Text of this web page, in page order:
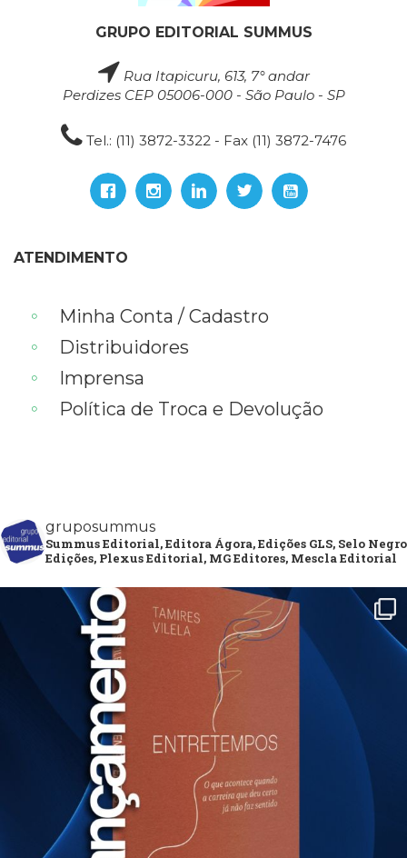
GRUPO EDITORIAL SUMMUS
Rua Itapicuru, 613, 7° andar
Perdizes CEP 05006-000 - São Paulo - SP
Tel.: (11) 3872-3322 - Fax (11) 3872-7476
ATENDIMENTO
Minha Conta / Cadastro
Distribuidores
Imprensa
Política de Troca e Devolução
gruposummus
Summus Editorial, Editora Ágora, Edições GLS, Selo Negro
Edições, Plexus Editorial, MG Editores, Mescla Editorial